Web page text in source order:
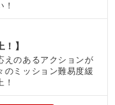
】
えのあるアクションが
のミッション難易度緩